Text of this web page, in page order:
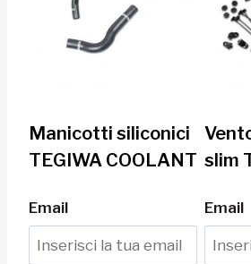
Manicotti siliconici
TEGIWA COOLANT
Email
slim
Email